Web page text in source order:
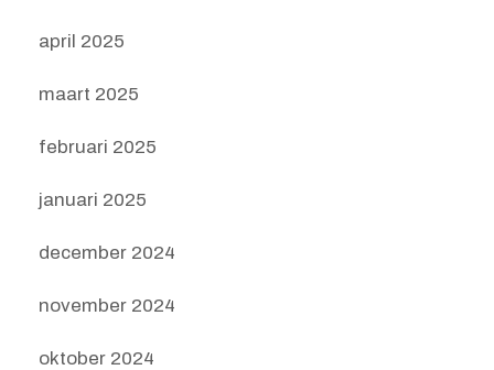
april 2025
maart 2025
februari 2025
januari 2025
december 2024
november 2024
oktober 2024